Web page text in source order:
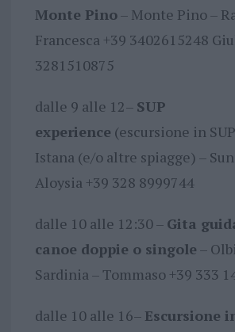
Monte Pino– Monte Pino –
Francesca +39 3402615248
3281510875
dalle 9 alle 12– SUP
experience (escursione in
Istana (e/o altre spiagge) –
Aloysia +39 328 8999744
dalle 10 alle 12:30 – Gita
canoe doppie o singole –
Sardinia – Tommaso +39 333
dalle 10 alle 16– Escursione